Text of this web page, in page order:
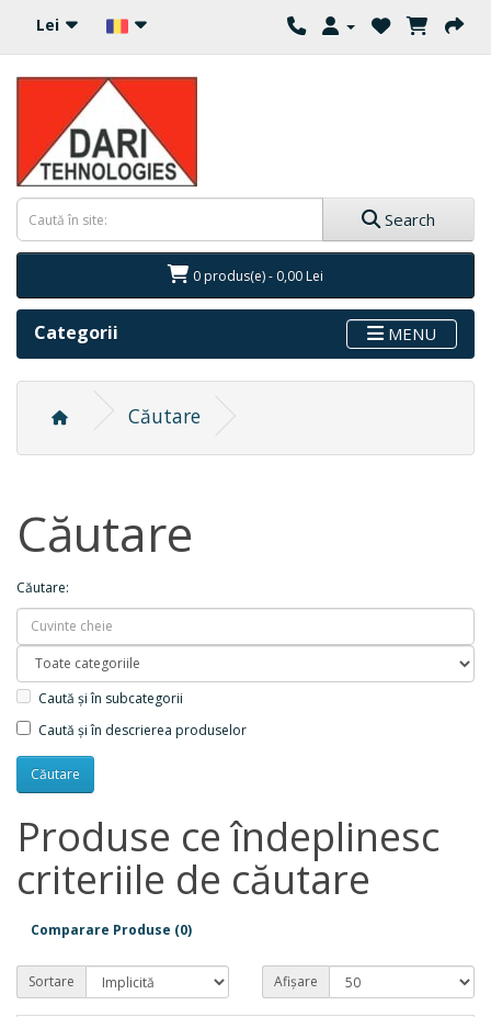
Lei
Search
0 produs(e) - 0,00 Lei
Categorii MENU
Căutare
Căutare
Căutare:
Caută și în subcategorii
Caută și în descrierea produselor
Produse ce îndeplinesc
criteriile de căutare
Comparare Produse (0)
Sortare Afișare